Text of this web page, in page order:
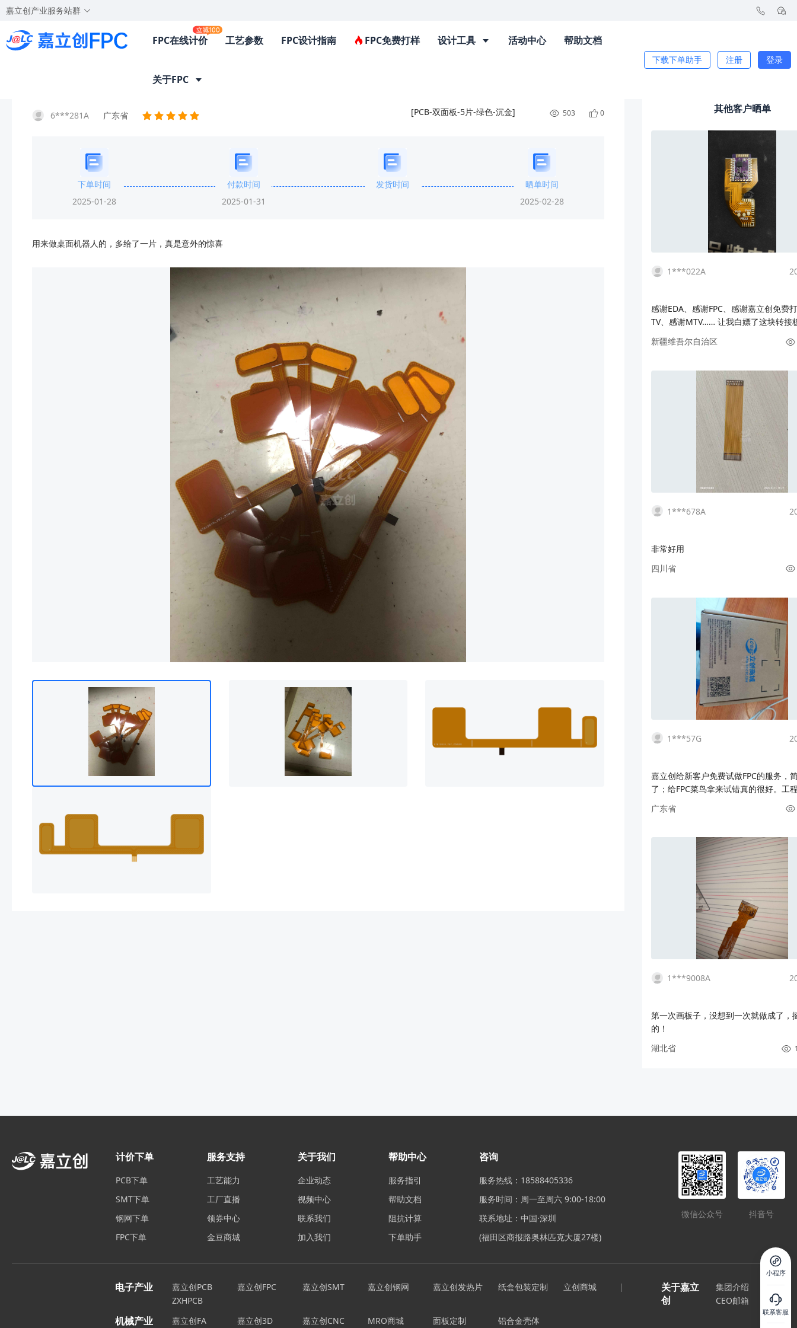
嘉立创产业服务站群
FPC在线计价 工艺参数 FPC设计指南 FPC免费打样 设计工具 活动中心 帮助文档
关于FPC
下载下单助手 注册 登录
小程序
联系客服
6***281A 广东省 [PCB-双面板-5片-绿色-沉金] 503 0
下单时间
2025-01-28
付款时间
2025-01-31
发货时间
晒单时间
2025-02-28
用来做桌面机器人的，多给了一片，真是意外的惊喜
其他客户晒单
1***022A
感谢EDA、感谢FPC、感谢嘉立创免费
TV、感谢MTV…… 让我白嫖了这块转接
掉了乱七八遭的飞线，治好了多年的强
前手上还有好些，买过某宝上12块包邮
递费到付就行了。 对了，我在不包邮区
新疆维吾尔自治区
1***678A
非常好用
四川省
1***57G
嘉立创给新客户免费试做FPC的服务，
了；给FPC菜鸟拿来试错真的很好。工
广东省
1***9008A
第一次画板子，没想到一次就做成了，
的！
湖北省
计价下单
PCB下单
SMT下单
钢网下单
FPC下单
服务支持
工艺能力
工厂直播
领券中心
金豆商城
关于我们
企业动态
视频中心
联系我们
加入我们
帮助中心
服务指引
帮助文档
阻抗计算
下单助手
咨询
服务热线：18588405336
服务时间：周一至周六 9:00-18:00
联系地址：中国·深圳
(福田区商报路奥林匹克大厦27楼)
微信公众号 抖音号
电子产业 嘉立创PCB 嘉立创FPC 嘉立创SMT 嘉立创钢网 嘉立创发热片 纸盒包装定制
立创商城
ZXHPCB
关于嘉立
创
集团介绍
CEO邮箱
机械产业 嘉立创FA 嘉立创3D 嘉立创CNC MRO商城 面板定制 铝合金壳体